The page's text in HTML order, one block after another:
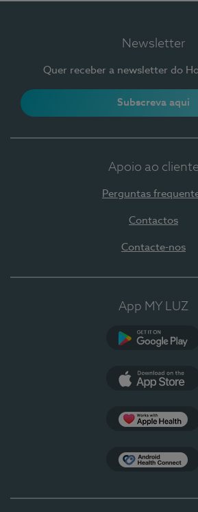
Newsletter
Quer receber a newsletter do
Subscreva aqui
Apoio ao cliente
Perguntas
Contactos
Contacte-nos
App MY LUZ